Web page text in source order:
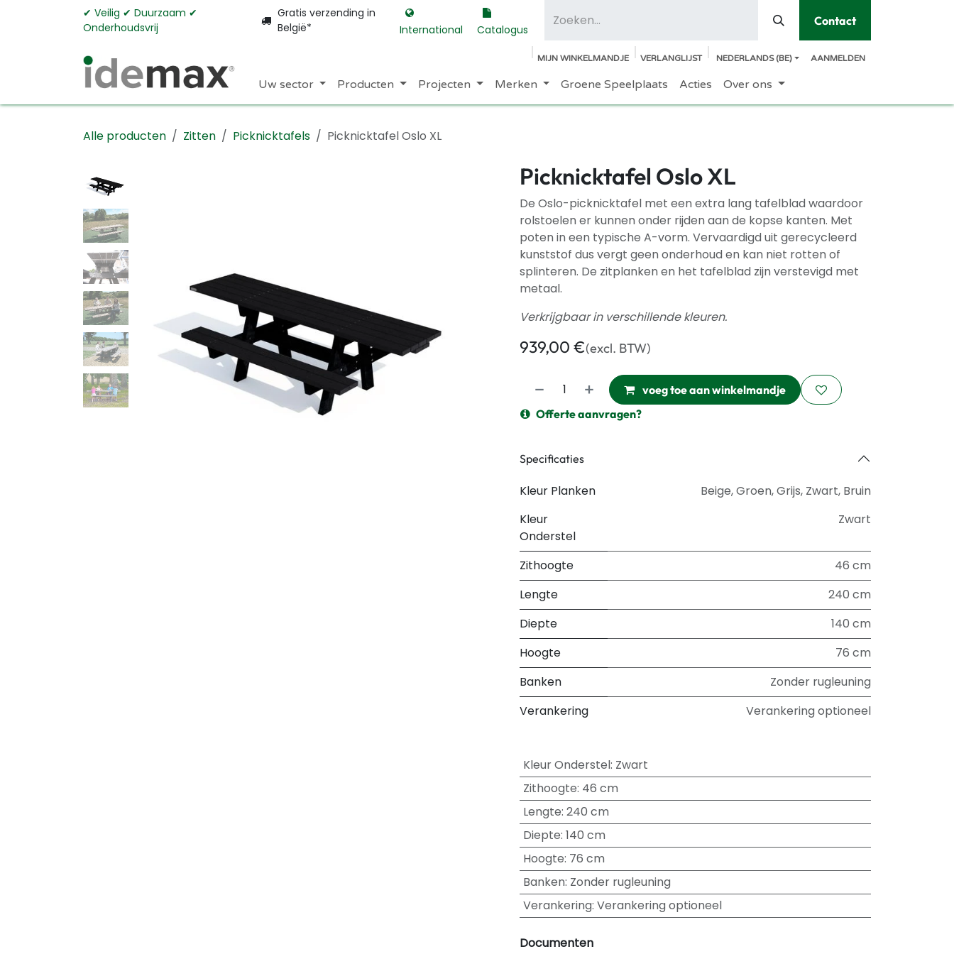
Overslaan naar inhoud✔︎ Veilig ✔︎ Duurzaam ✔︎
Onderhoudsvrij
Gratis verzending in
België*
International Catalogus
Contact
MIJN WINKELMANDJE VERLANGLIJST NEDERLANDS (BE) AANMELDEN
Uw sector Producten Projecten Merken Groene Speelplaats Acties Over ons
Alle producten Zitten Picknicktafels Picknicktafel Oslo XL
Picknicktafel Oslo XL
De Oslo-picknicktafel met een extra lang tafelblad waardoor
rolstoelen er kunnen onder rijden aan de kopse kanten. Met
poten in een typische A-vorm. Vervaardigd uit gerecycleerd
kunststof dus vergt geen onderhoud en kan niet rotten of
splinteren. De zitplanken en het tafelblad zijn verstevigd met
metaal.
Verkrijgbaar in verschillende kleuren.
939,00 €(excl. BTW)
voeg toe aan winkelmandje
Offerte aanvragen?
Specificaties
Kleur Planken Beige,Groen,Grijs, Zwart, Bruin
Kleur
Onderstel
Zwart
Zithoogte
46 cm
Lengte
240 cm
Diepte
140 cm
Hoogte
76 cm
Banken
Zonder rugleuning
Verankering
Verankering optioneel
Kleur Onderstel: Zwart
Zithoogte: 46 cm
Lengte: 240 cm
Diepte: 140 cm
Hoogte: 76 cm
Banken: Zonder rugleuning
Verankering: Verankering optioneel
Documenten